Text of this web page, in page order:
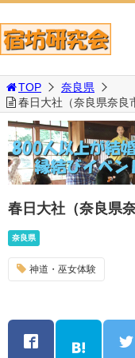
TOP
奈良県
春日大社（奈良県奈良
春日大社（奈良県
奈良県
神道・巫女体験